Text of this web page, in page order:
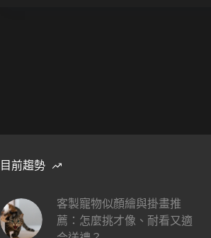
目前趨勢
客製寵物似顏繪與掛畫推
薦：怎麼挑才像、耐看又適